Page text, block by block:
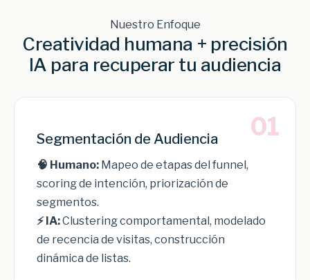
Nuestro Enfoque
Creatividad humana + precisión
IA para recuperar tu audiencia
01
Segmentación de Audiencia
🧠 Humano: Mapeo de etapas del funnel,
scoring de intención, priorización de
segmentos.
⚡ IA:Clustering comportamental, modelado
de recencia de visitas, construcción
dinámica de listas.